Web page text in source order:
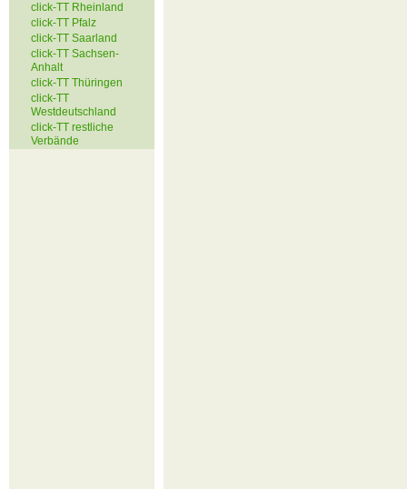
click-TT Rheinland
click-TT Pfalz
click-TT Saarland
click-TT Sachsen-
Anhalt
click-TT Thüringen
click-TT
Westdeutschland
click-TT restliche
Verbände